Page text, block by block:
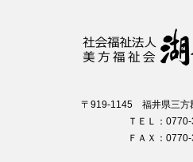
〒919-1145 福井県三方
ＴＥＬ：
ＦＡＸ：